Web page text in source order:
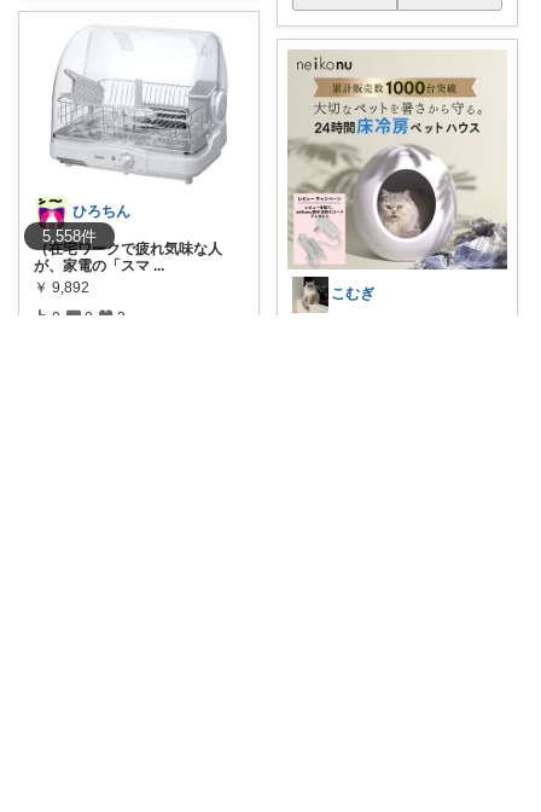
5,558件
ひろちん
（在宅ワークで疲れ気味な人
が、家電の「スマ ...
￥ 9,892
0 0 3
こむぎ